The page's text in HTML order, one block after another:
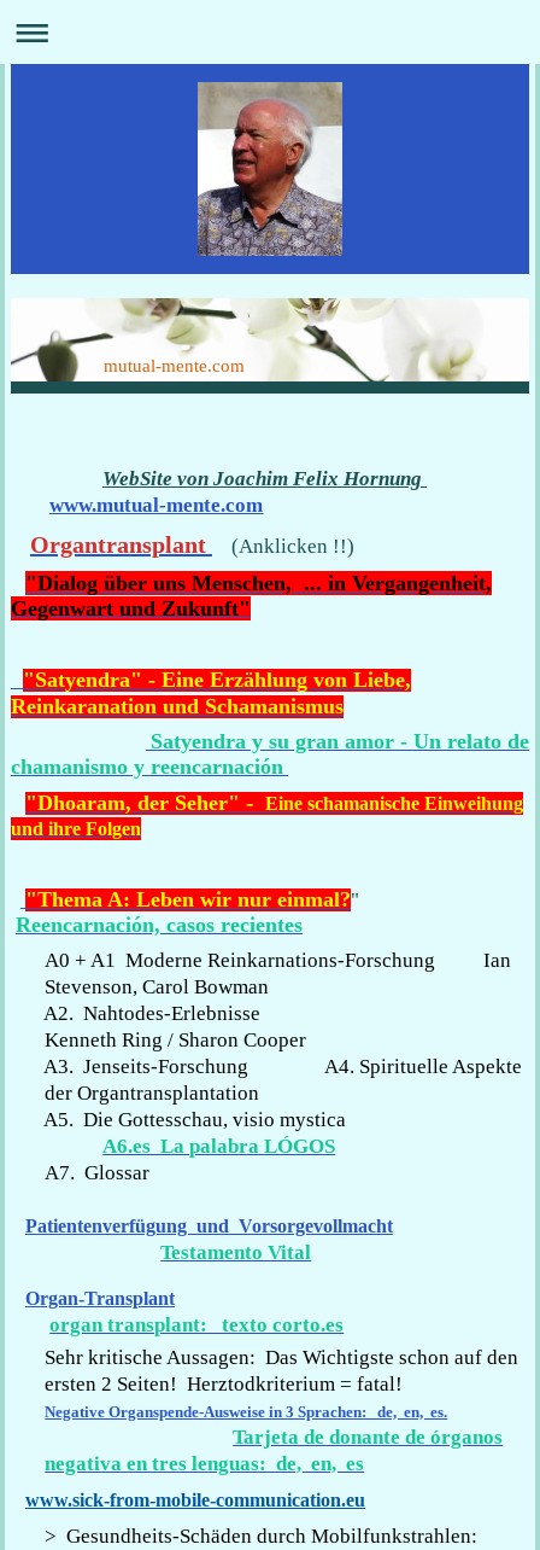
mutual-mente.com
WebSite von Joachim Felix Hornung
www.mutual-mente.com
Organtransplant (Anklicken !!)
"Dialog über uns Menschen, ... in Vergangenheit,
Gegenwart und Zukunft"
"Satyendra" - Eine Erzählung von Liebe,
Reinkaranation und Schamanismus
Satyendra y su gran amor - Un relato de
chamanismo y reencarnación
"Dhoaram, der Seher" - Eine schamanische Einweihung
und ihre Folgen
"Thema A: Leben wir nur einmal?"
Reencarnación, casos recientes
A0 + A1 Moderne Reinkarnations-Forschung Ian
Stevenson, Carol Bowman
A2. Nahtodes-Erlebnisse
Kenneth Ring / Sharon Cooper
A3. Jenseits-Forschung
A4. Spirituelle Aspekte
der Organtransplantation
A5. Die Gottesschau, visio mystica
A6.es La palabra LÓGOS
A7. Glossar
Patientenverfügung und Vorsorgevollmacht
Testamento Vital
Organ-Transplant
organ transplant: texto corto.es
Sehr kritische Aussagen: Das Wichtigste schon auf den
ersten 2 Seiten! Herztodkriterium = fatal!
Negative Organspende-Ausweise in 3 Sprachen: de, en, es.
Tarjeta de donante de órganos
negativa en tres lenguas: de, en, es
www.sick-from-mobile-communication.eu
> Gesundheits-Schäden durch Mobilfunkstrahlen: